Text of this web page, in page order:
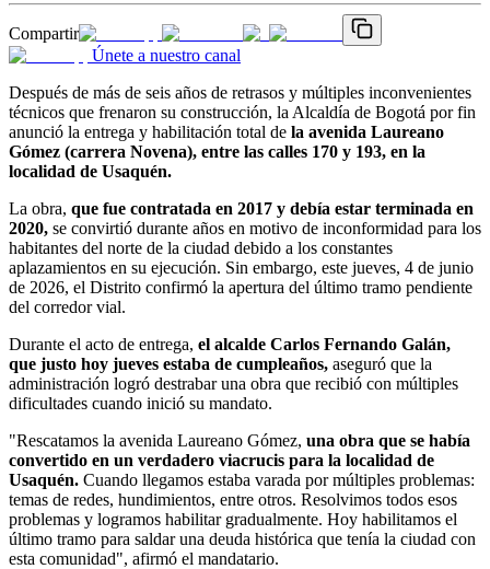
Compartir
Únete a nuestro canal
Después de más de seis años de retrasos y múltiples inconvenientes
técnicos que frenaron su construcción, la Alcaldía de Bogotá por fin
anunció la entrega y habilitación total de la avenida Laureano
Gómez (carrera Novena), entre las calles 170 y 193, en la
localidad de Usaquén.
La obra, que fue contratada en 2017 y debía estar terminada en
2020, se convirtió durante años en motivo de inconformidad para los
habitantes del norte de la ciudad debido a los constantes
aplazamientos en su ejecución. Sin embargo, este jueves, 4 de junio
de 2026, el Distrito confirmó la apertura del último tramo pendiente
del corredor vial.
Durante el acto de entrega, el alcalde Carlos Fernando Galán,
que justo hoy jueves estaba de cumpleaños, aseguró que la
administración logró destrabar una obra que recibió con múltiples
dificultades cuando inició su mandato.
"Rescatamos la avenida Laureano Gómez, una obra que se había
convertido en un verdadero viacrucis para la localidad de
Usaquén. Cuando llegamos estaba varada por múltiples problemas:
temas de redes, hundimientos, entre otros. Resolvimos todos esos
problemas y logramos habilitar gradualmente. Hoy habilitamos el
último tramo para saldar una deuda histórica que tenía la ciudad con
esta comunidad", afirmó el mandatario.